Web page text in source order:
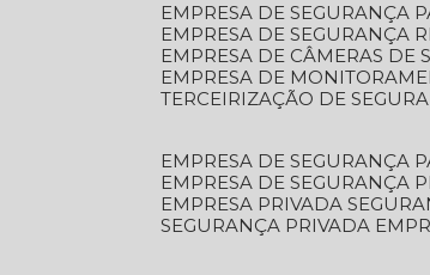
EMPRESA DE SEGURANÇA
EMPRESA DE SEGURANÇA
EMPRESA DE CÂMERAS
EMPRESA DE
TERCEIRIZAÇÃO DE
EMPRESA DE SEGURANÇA
EMPRESA DE SEGURANÇA
EMPRESA PRIVADA
SEGURANÇA PRIVADA